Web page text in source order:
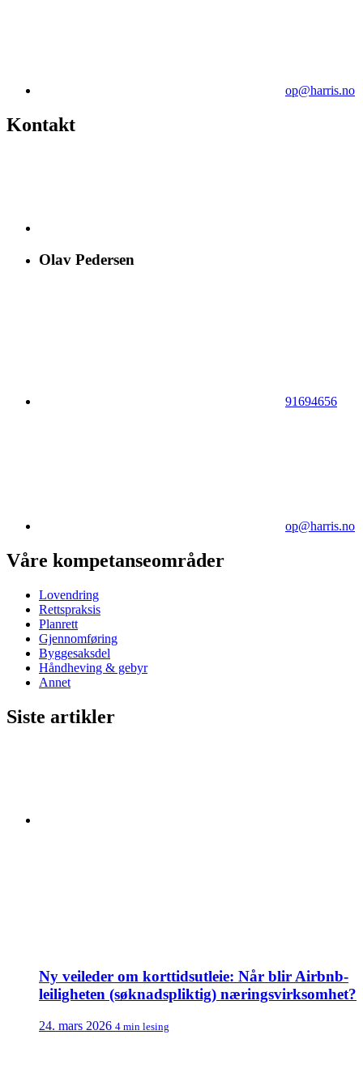
op@harris.no
Kontakt
Olav Pedersen
91694656
op@harris.no
Våre kompetanseområder
Lovendring
Rettspraksis
Planrett
Gjennomføring
Byggesaksdel
Håndheving & gebyr
Annet
Siste artikler
Ny veileder om korttidsutleie: Når blir Airbnb-
leiligheten (søknadspliktig) næringsvirksomhet?
24. mars 2026 4 min lesing